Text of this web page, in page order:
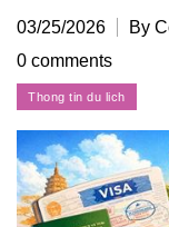
03/25/2026
By
0 comments